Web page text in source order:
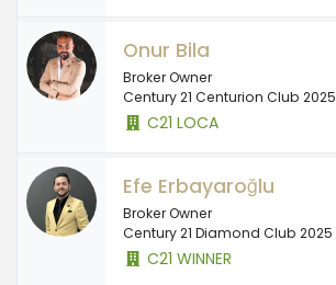
Onur Bila
Broker Owner
Century 21 Centurion Club 2025
C21 LOCA
Efe Erbayaroğlu
Broker Owner
Century 21 Diamond Club 2025
C21 WINNER